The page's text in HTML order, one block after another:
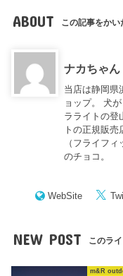
ABOUT この記事をかい
ナカちゃん
当店は静岡県
ョップ。 犬
ラライトの登
トの正規販
（フライフ
のチョコ。
WebSite
NEW POST このラ
m&R